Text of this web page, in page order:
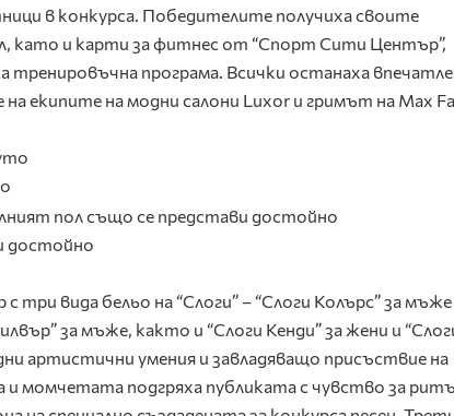
в конкурса. Победителите получиха своите
като и карти за фитнес от “Спорт Сити Център”,
тренировъчна програма. Всички останаха
на екипите на модни салони Luxor и гримът на Max
достойно
вида бельо на “Слоги” – “Слоги Колърс” за мъже
за мъже, както и “Слоги Кенди” за жени и
артистични умения и завладяващо присъствие на
момчетата подгряха публиката с чувство за